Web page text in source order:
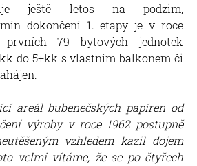
ještě letos na podzim,
dokončení 1. etapy je v roce
prvních 79 bytových jednotek
do 5+kk s vlastním balkonem či
areál bubenečských papíren od
výroby v roce 1962 postupně
vzhledem kazil dojem
velmi vítáme, že se po čtyřech